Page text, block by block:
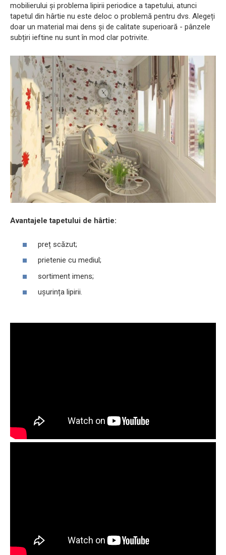
mobilierului și problema lipirii periodice a tapetului, atunci
tapetul din hârtie nu este deloc o problemă pentru dvs. Alegeți
doar un material mai dens și de calitate superioară - pânzele
subțiri ieftine nu sunt în mod clar potrivite.
Avantajele tapetului de hârtie:
preț scăzut;
prietenie cu mediul;
sortiment imens;
ușurința lipirii.